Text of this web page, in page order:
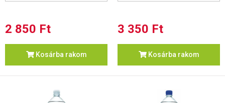
2 850 Ft
Kosárba rakom
3 350 Ft
Kosárba rakom